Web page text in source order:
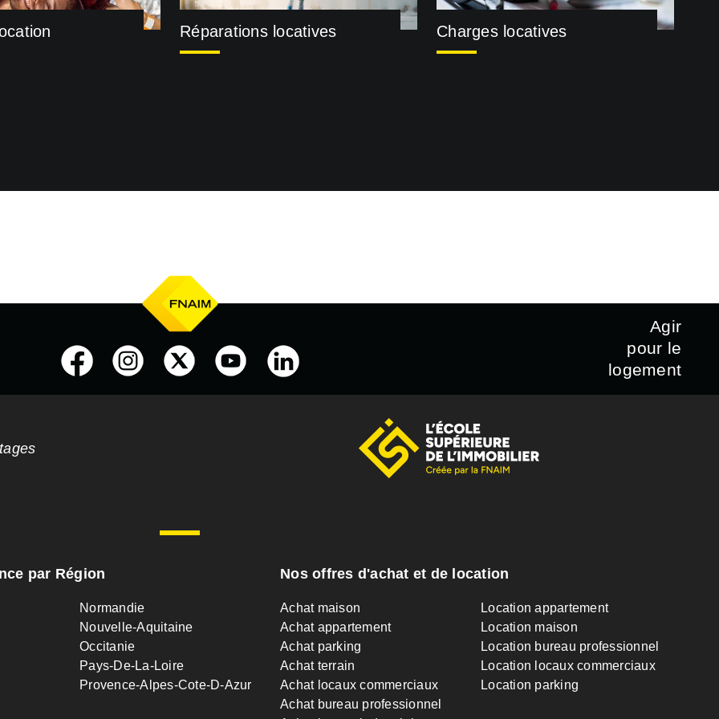
Réparations locatives Charges locatives
Agir
pour le
logement
par Région
Normandie
Nouvelle-Aquitaine
Occitanie
Pays-De-La-Loire
Provence-Alpes-Cote-D-Azur
Nos offres d'achat et de location
Achat maison
Achat appartement
Achat parking
Achat terrain
Achat locaux commerciaux
Achat bureau professionnel
Location appartement
Location maison
Location bureau professionnel
Location locaux commerciaux
Location parking